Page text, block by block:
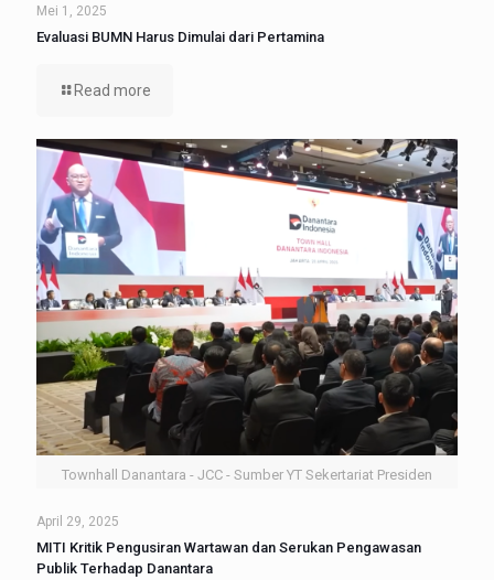
Mei 1, 2025
Evaluasi BUMN Harus Dimulai dari Pertamina
Read more
Townhall Danantara - JCC - Sumber YT Sekertariat Presiden
April 29, 2025
MITI Kritik Pengusiran Wartawan dan Serukan Pengawasan
Publik Terhadap Danantara